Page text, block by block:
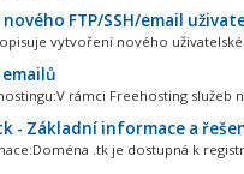
FTP/SSH/email
vytvoření nového
rámci Freehosting služeb
- Základní informace a
.tk je dostupná k